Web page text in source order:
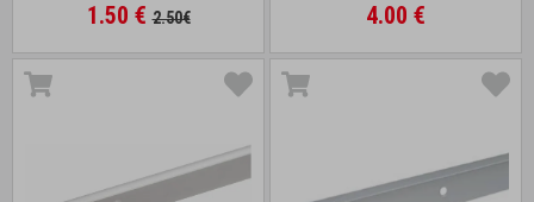
1.50 €2.50€ 4.00 €